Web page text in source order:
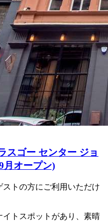
スゴー センター ジョ
月オープン)
トの方にご利用いただけ
トスポットがあり、素晴